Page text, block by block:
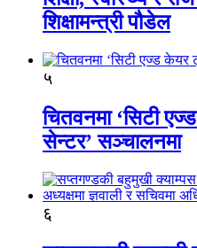
शिक्षामन्त्री पौडेल
५
चितवनमा ‘सिटी
सेन्टर’ सञ्चालनमा
६